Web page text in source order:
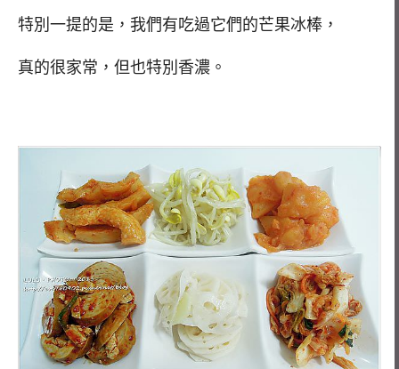
特別一提的是，我們有吃過它們的芒果冰棒，
真的很家常，但也特別香濃。